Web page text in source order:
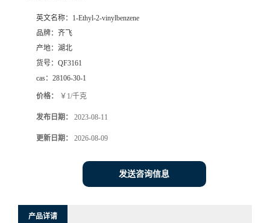
英文名称： 1-Ethyl-2-vinylbenzene
品牌： 齐飞
产地： 湖北
货号： QF3161
cas： 28106-30-1
价格： ￥1/千克
发布日期： 2023-08-11
更新日期： 2026-08-09
发送咨询信息
产品详请